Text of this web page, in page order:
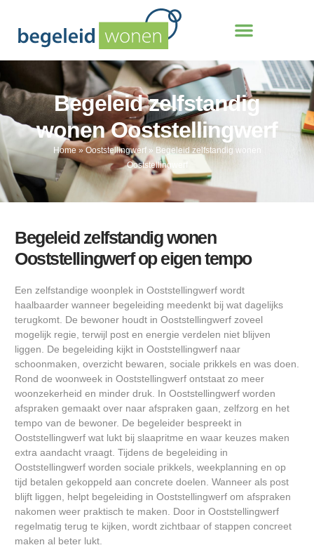
Begeleid zelfstandig
wonen Ooststellingwerf
Home»Ooststellingwerf» Begeleid zelfstandig wonen
Ooststellingwerf
Begeleid zelfstandig wonen
Ooststellingwerf op eigen tempo
Een zelfstandige woonplek in Ooststellingwerf wordt
haalbaarder wanneer begeleiding meedenkt bij wat dagelijks
terugkomt. De bewoner houdt in Ooststellingwerf zoveel
mogelijk regie, terwijl post en energie verdelen niet blijven
liggen. De begeleiding kijkt in Ooststellingwerf naar
schoonmaken, overzicht bewaren, sociale prikkels en was doen.
Rond de woonweek in Ooststellingwerf ontstaat zo meer
woonzekerheid en minder druk. In Ooststellingwerf worden
afspraken gemaakt over naar afspraken gaan, zelfzorg en het
tempo van de bewoner. De begeleider bespreekt in
Ooststellingwerf wat lukt bij slaapritme en waar keuzes maken
extra aandacht vraagt. Tijdens de begeleiding in
Ooststellingwerf worden sociale prikkels, weekplanning en op
tijd betalen gekoppeld aan concrete doelen. Wanneer als post
blijft liggen, helpt begeleiding in Ooststellingwerf om afspraken
nakomen weer praktisch te maken. Door in Ooststellingwerf
regelmatig terug te kijken, wordt zichtbaar of stappen concreet
maken al beter lukt.